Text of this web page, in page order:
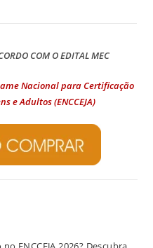
COM O EDITAL MEC
Nacional para Certificação
e Adultos (ENCCEJA)